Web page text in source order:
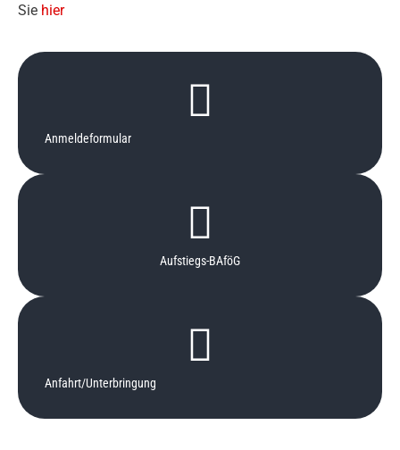
Sie hier
Anmeldeformular
Aufstiegs-BAföG
Anfahrt/Unterbringung